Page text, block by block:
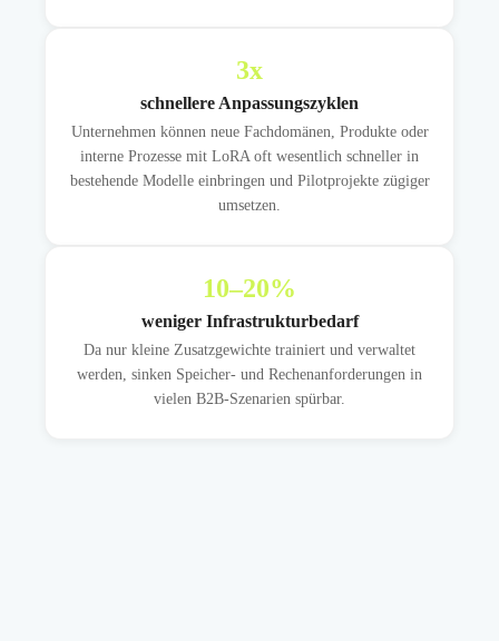
3x
schnellere Anpassungszyklen
Unternehmen können neue Fachdomänen, Produkte oder
interne Prozesse mit LoRA oft wesentlich schneller in
bestehende Modelle einbringen und Pilotprojekte zügiger
umsetzen.
10–20%
weniger Infrastrukturbedarf
Da nur kleine Zusatzgewichte trainiert und verwaltet
werden, sinken Speicher- und Rechenanforderungen in
vielen B2B-Szenarien spürbar.